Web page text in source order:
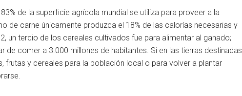
de la superficie agrícola mundial se utiliza para proveer a la
de carne únicamente produzca el 18% de las calorías necesarias y
un tercio de los cereales cultivados fue para alimentar al ganado;
de comer a 3.000 millones de habitantes. Si en las tierras destinadas
frutas y cereales para la población local o para volver a plantar